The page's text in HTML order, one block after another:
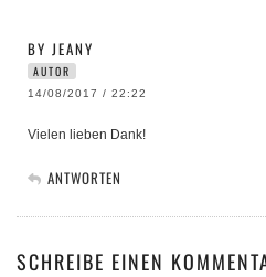
BY JEANY
AUTOR
14/08/2017 / 22:22
Vielen lieben Dank!
ANTWORTEN
SCHREIBE EINEN